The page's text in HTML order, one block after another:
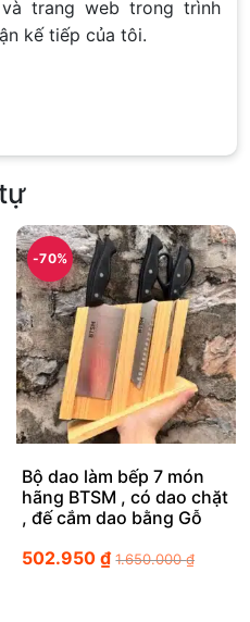
trang web trong trình
kế tiếp của tôi.
-70%
Bộ dao làm bếp 7 món
hãng BTSM , có dao chặt
, đế cắm dao bằng Gỗ
502.950₫ 1.650.000₫